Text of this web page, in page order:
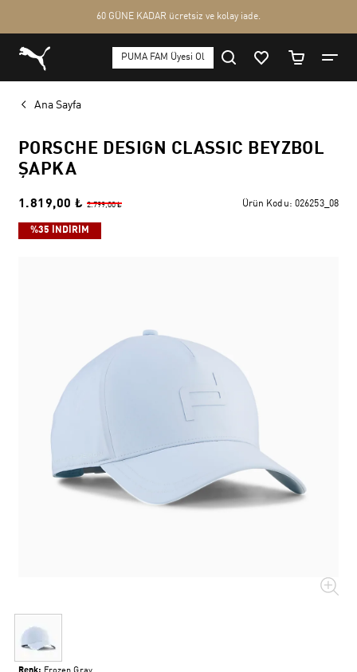
Ana Sayfa
PORSCHE DESIGN CLASSIC BEYZBOL
ŞAPKA
1.819,00 ₺ 2.799,00 ₺ Ürün Kodu: 026253_08
%35 İNDİRİM